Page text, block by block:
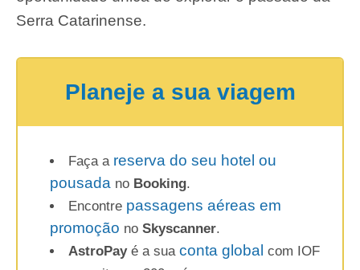
Serra Catarinense.
Planeje a sua viagem
Faça a reserva do seu hotel ou
pousada no Booking.
Encontre passagens aéreas em
promoção no Skyscanner.
AstroPayé a sua conta global com IOF